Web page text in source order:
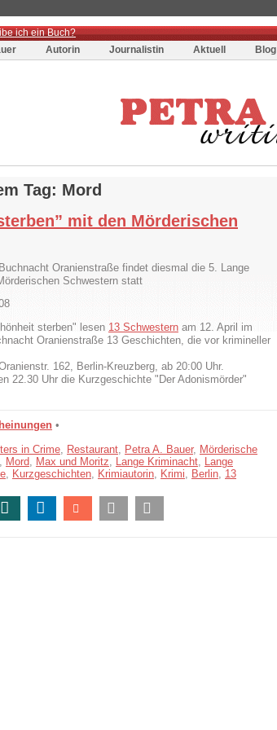
ich ein Buch?
Autorin Journalistin Aktuell Blog
Tag: Mord
mit den Mörderischen
Oranienstraße findet diesmal die 5. Lange
Schwestern statt
sterben" lesen 13 Schwestern am 12. April im
Oranienstraße 13 Geschichten, die vor krimineller
162, Berlin-Kreuzberg, ab 20:00 Uhr.
22.30 Uhr die Kurzgeschichte "Der Adonismörder"
•
in Crime Restaurant Petra A. Bauer, Mörderische
Mord Max und Moritz Lange Kriminacht
Lange
Kurzgeschichten Krimiautorin Krimi Berlin 13